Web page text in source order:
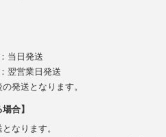
当日発送
翌営業日発送
発送となります。
合】
なります。